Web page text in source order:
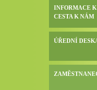
INFORMACE
CESTA K NÁM
ÚŘEDNÍ